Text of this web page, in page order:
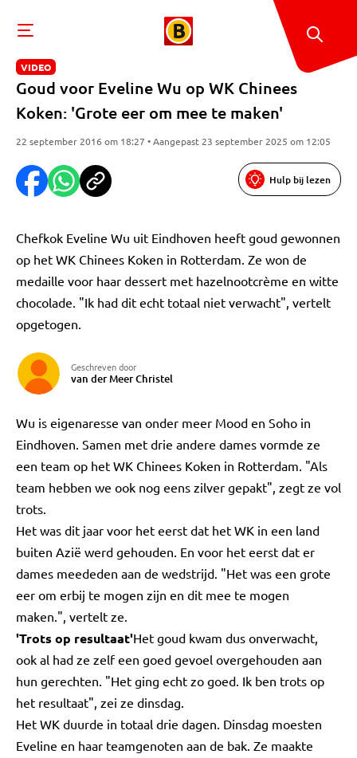
VIDEO
Goud voor Eveline Wu op WK Chinees
Koken: 'Grote eer om mee te maken'
22 september 2016 om 18:27 • Aangepast 23 september 2025 om 12:05
Hulp bij lezen
Chefkok Eveline Wu uit Eindhoven heeft goud gewonnen
op het WK Chinees Koken in Rotterdam. Ze won de
medaille voor haar dessert met hazelnootcrème en witte
chocolade. "Ik had dit echt totaal niet verwacht", vertelt
opgetogen.
Geschreven door
van der Meer Christel
Wu is eigenaresse van onder meer Mood en Soho in
Eindhoven. Samen met drie andere dames vormde ze
een team op het WK Chinees Koken in Rotterdam. "Als
team hebben we ook nog eens zilver gepakt", zegt ze vol
trots.
Het was dit jaar voor het eerst dat het WK in een land
buiten Azië werd gehouden. En voor het eerst dat er
dames meededen aan de wedstrijd. "Het was een grote
eer om erbij te mogen zijn en dit mee te mogen
maken.", vertelt ze.
'Trots op resultaat'Het goud kwam dus onverwacht,
ook al had ze zelf een goed gevoel overgehouden aan
hun gerechten. "Het ging echt zo goed. Ik ben trots op
het resultaat", zei ze dinsdag.
Het WK duurde in totaal drie dagen. Dinsdag moesten
Eveline en haar teamgenoten aan de bak. Ze maakte